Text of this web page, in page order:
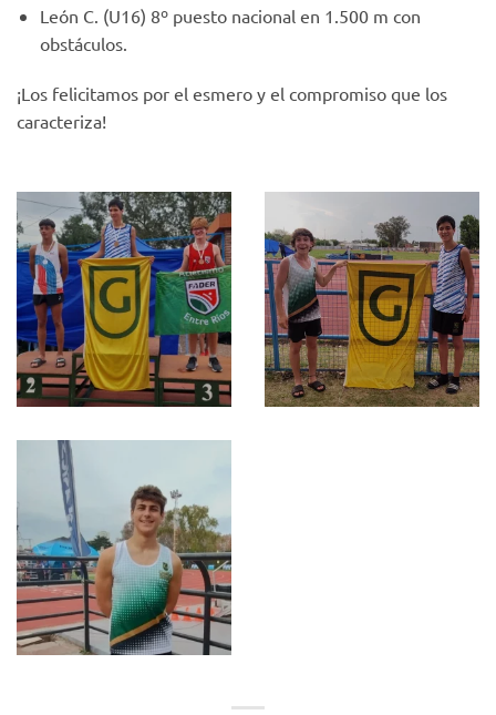
León C. (U16) 8º puesto nacional en 1.500 m con
obstáculos.
¡Los felicitamos por el esmero y el compromiso que los
caracteriza!